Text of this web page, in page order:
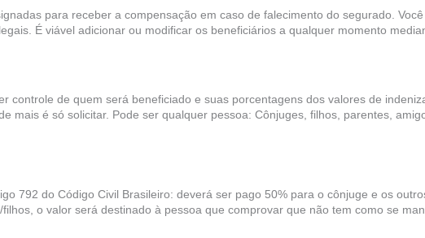
para receber a compensação em caso de falecimento do segurado.
É viável adicionar ou modificar os beneficiários a qualquer momento
controle de quem será beneficiado e suas porcentagens dos valores de
mais é só solicitar. Pode ser qualquer pessoa: Cônjuges, filhos, parentes,
792 do Código Civil Brasileiro: deverá ser pago 50% para o cônjuge e os
o valor será destinado à pessoa que comprovar que não tem como se